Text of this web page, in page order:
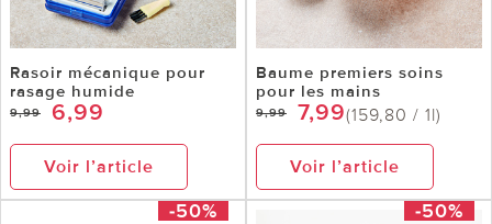
Rasoir mécanique pour
rasage humide
9,99 6,99
Voir l’article
Baume premiers soins
pour les mains
9,99 7,99(159,80 / 1l)
Voir l’article
-50% -50%